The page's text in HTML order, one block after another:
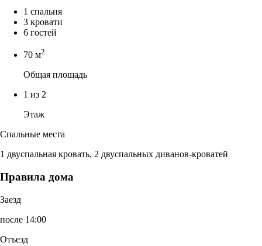
1 спальня
3 кровати
6 гостей
70 м2
Общая площадь
1 из 2
Этаж
Спальные места
1 двуспальная кровать, 2 двуспальных диванов-кроватей
Правила дома
Заезд
после 14:00
Отъезд